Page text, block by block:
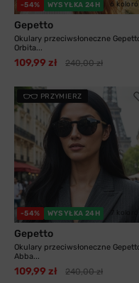
-54% WYSYŁKA 24H 6
Gepetto
Okulary przeciwsłoneczne
Orbita...
109,99 zł 240,00 zł
PRZYMIERZ
-54% WYSYŁKA 24H
Gepetto
Okulary przeciwsłoneczne
Abba...
109,99 zł 240,00 zł